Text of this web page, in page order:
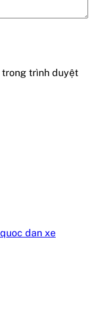
trong trình duyệt